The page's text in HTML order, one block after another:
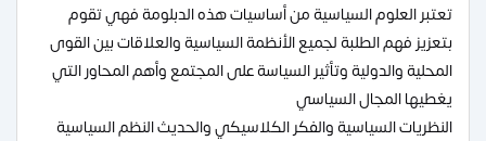
تعتبر العلوم السياسية من أساسيات هذه الدبلومة فهي تقوم
بتعزيز فهم الطلبة لجميع الأنظمة السياسية والعلاقات بين القوى
المحلية والدولية وتأثير السياسة على المجتمع وأهم المحاور التي
يغطيها المجال السياسي
النظريات السياسية والفكر الكلاسيكي والحديث النظم السياسية